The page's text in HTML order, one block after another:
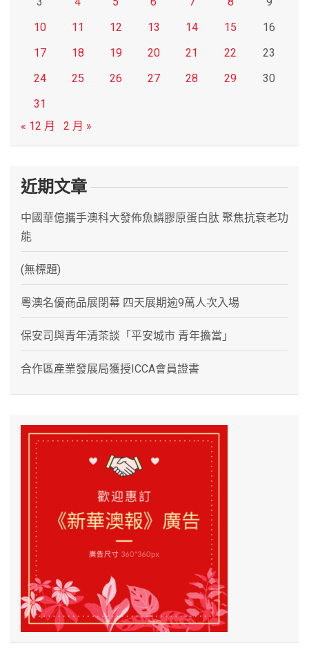
10
11 12 13 14 15
16
17
18 19 20 21 22
23
24
25 26 27 28 29
30
31
« 12 月
2 月 »
近期文章
中國華億攜手澳科大發佈魚鱗膠原蛋白肽 聚焦抗衰老功
能
(無標題)
粵澳名優商品展閉幕 四天展期逾9萬人次入場
保安司與青年清茶談「平安城市 青年擔當」
合作區產業發展局獲授ICCA會員證書